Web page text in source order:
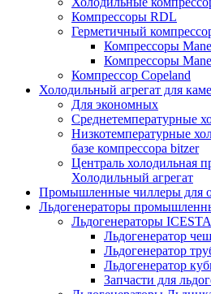
Компрессоры RDL
Герметичный
Компрессоры
Компрессоры
Компрессор Copeland
Холодильный агрегат для
Для экономных
Среднетемпературные
Низкотемпературные
базе компрессора bitzer
Централь холодильная
Холодильный агрегат
Промышленные чиллеры для
Льдогенераторы
Льдогенераторы ICESTA
Льдогенератор
Льдогенератор
Льдогенератор
Запчасти для